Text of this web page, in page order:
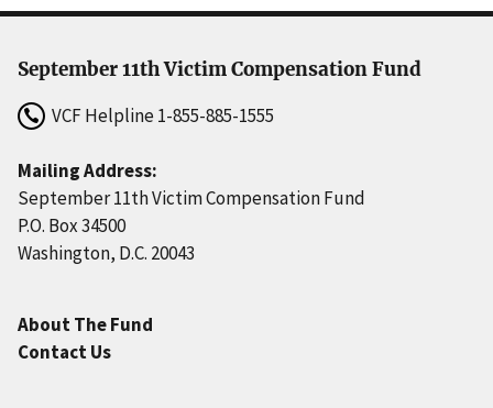
September 11th Victim Compensation Fund
VCF Helpline1-855-885-1555
Mailing Address:
September 11th Victim Compensation Fund
P.O. Box 34500
Washington, D.C. 20043
About The Fund
Contact Us